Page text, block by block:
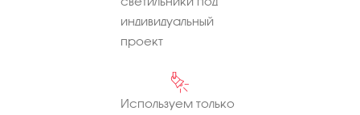
индивидуальный
проект
Используем только